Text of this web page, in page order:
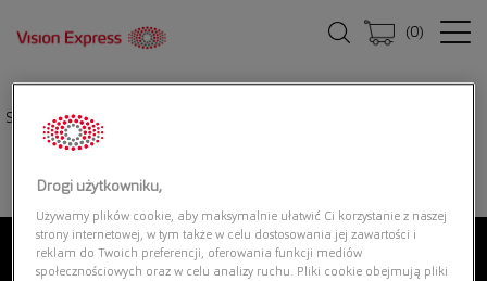
(0)
Strona główna|
O NAS
Drogi użytkowniku,
Używamy plików cookie, aby maksymalnie ułatwić Ci korzystanie z naszej
strony internetowej, w tym także w celu dostosowania jej zawartości i
reklam do Twoich preferencji, oferowania funkcji mediów
społecznościowych oraz w celu analizy ruchu. Pliki cookie obejmują pliki